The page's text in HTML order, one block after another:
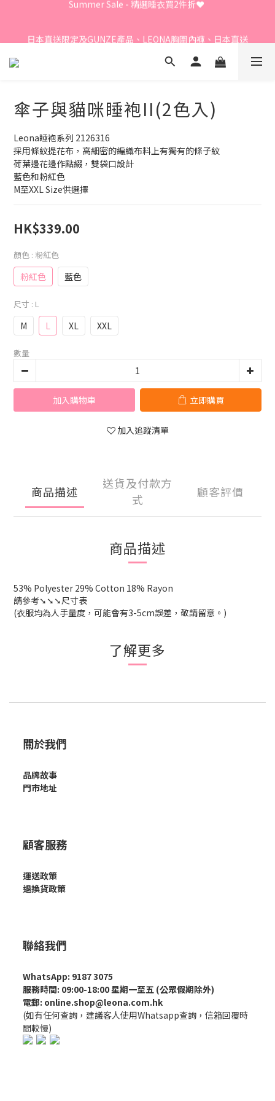
日本直送限定及GUNZE產品、LEONA胸圍內褲、日本直送
傘子與貓咪睡袍II(2色入)
Leona睡袍系列 2126316
採用條紋提花布，高細密的編織布料上有獨有的條子紋
荷葉邊花邊作點綴，雙袋口設計
藍色和粉紅色
M至XXL Size供選擇
HK$339.00
顏色 : 粉紅色
粉紅色 藍色
尺寸 : L
M L XL XXL
數量
加入購物車 立即購買
加入追蹤清單
商品描述
送貨及付款方
式
顧客評價
商品描述
53% Polyester 29% Cotton 18% Rayon
請參考➘➘➘尺寸表
(衣服均為人手量度，可能會有3-5cm誤差，敬請留意。)
了解更多
關於我們
品牌故事
門市地址
顧客服務
運送政策
退換貨政策
聯絡我們
WhatsApp: 9187 3075
服務時間: 09:00-18:00 星期一至五 (公眾假期除外)
電郵: online.shop@leona.com.hk
(如有任何查詢，建議客人使用Whatsapp查詢，信箱回覆時
間較慢)